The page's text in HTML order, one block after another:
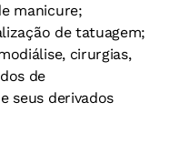
manicure;
de tatuagem;
cirurgias,
de
seus derivados